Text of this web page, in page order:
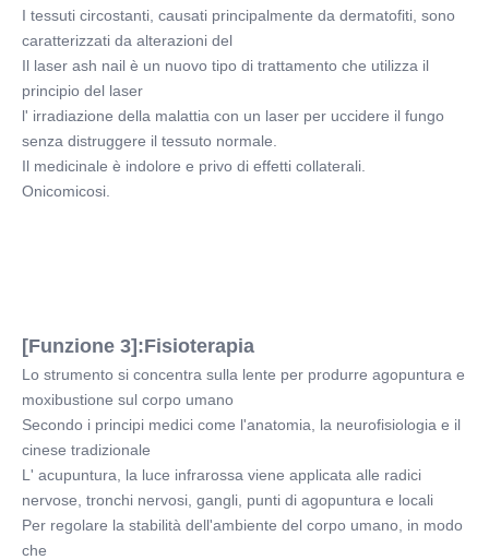
I tessuti circostanti, causati principalmente da dermatofiti, sono
caratterizzati da alterazioni del
Il laser ash nail è un nuovo tipo di trattamento che utilizza il
principio del laser
l' irradiazione della malattia con un laser per uccidere il fungo
senza distruggere il tessuto normale.
Il medicinale è indolore e privo di effetti collaterali.
Onicomicosi.
[Funzione 3]:Fisioterapia
Lo strumento si concentra sulla lente per produrre agopuntura e
moxibustione sul corpo umano
Secondo i principi medici come l'anatomia, la neurofisiologia e il
cinese tradizionale
L' acupuntura, la luce infrarossa viene applicata alle radici
nervose, tronchi nervosi, gangli, punti di agopuntura e locali
Per regolare la stabilità dell'ambiente del corpo umano, in modo
che